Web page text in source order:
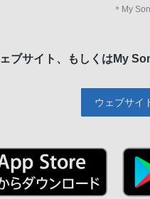
＊ My
ブサイト、もしくは My
ウェブサイ